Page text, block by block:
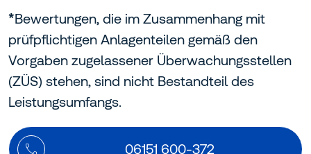
*Bewertungen, die im Zusammenhang mit
prüfpflichtigen Anlagenteilen gemäß den
Vorgaben zugelassener Überwachungsstellen
(ZÜS) stehen, sind nicht Bestandteil des
Leistungsumfangs.
06151 600-372